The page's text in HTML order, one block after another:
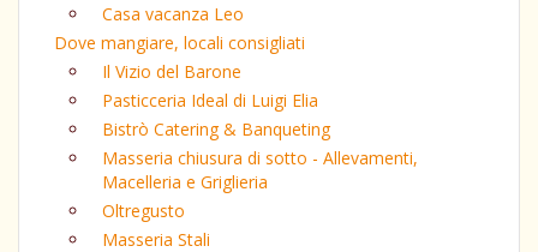
Casa vacanza Leo
Dove mangiare, locali consigliati
Il Vizio del Barone
Pasticceria Ideal di Luigi Elia
Bistrò Catering & Banqueting
Masseria chiusura di sotto - Allevamenti,
Macelleria e Griglieria
Oltregusto
Masseria Stali